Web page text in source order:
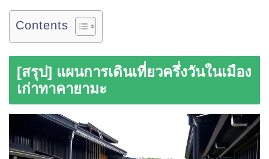
Contents
[สรุป] แผนการเดินเที่ยวครึ่งวันในเมือง
เก่าทาคายามะ